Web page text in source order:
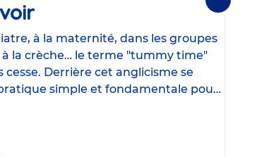
Article
à la maternité, dans les groupes
la crèche… le terme "tummy time"
cesse. Derrière cet anglicisme se
simple et fondamentale pour
Suivantes